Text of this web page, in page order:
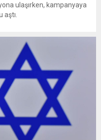
ulaşırken, kampanyaya